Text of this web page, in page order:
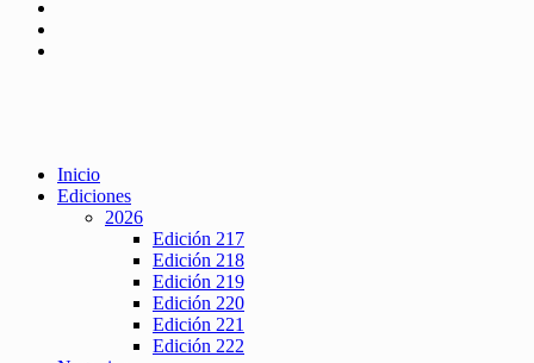
Inicio
Ediciones
2026
Edición 217
Edición 218
Edición 219
Edición 220
Edición 221
Edición 222